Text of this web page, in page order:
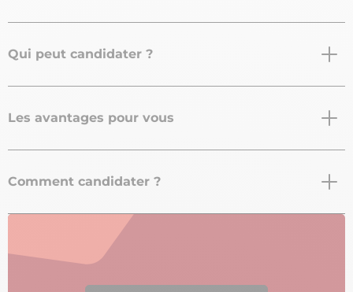
Qui peut candidater ?
Les avantages pour vous
Comment candidater ?